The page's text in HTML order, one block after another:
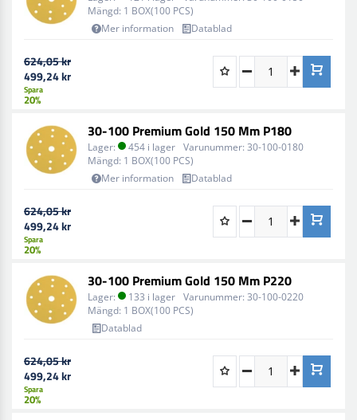
Mängd: 1 BOX(100 PCS)
Mer information
Datablad
624,05 kr
499,24 kr
Spara
20%
30-100 Premium Gold 150 Mm P180
Lager: 454 i lager Varunummer: 30-100-0180
Mängd: 1 BOX(100 PCS)
Mer information
Datablad
624,05 kr
499,24 kr
Spara
20%
30-100 Premium Gold 150 Mm P220
Lager: 133 i lager Varunummer: 30-100-0220
Mängd: 1 BOX(100 PCS)
Datablad
624,05 kr
499,24 kr
Spara
20%